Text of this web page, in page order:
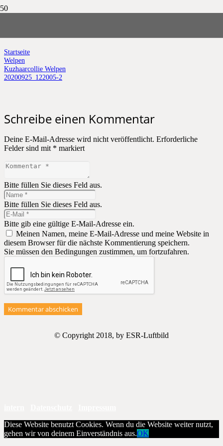
Startseite
Welpen
Kuzhaarcollie Welpen
20200925_122005-2
Schreibe einen Kommentar
Deine E-Mail-Adresse wird nicht veröffentlicht. Erforderliche
Felder sind mit * markiert
Bitte füllen Sie dieses Feld aus.
Bitte füllen Sie dieses Feld aus.
Bitte gib eine gültige E-Mail-Adresse ein.
Meinen Namen, meine E-Mail-Adresse und meine Website in
diesem Browser für die nächste Kommentierung speichern.
Sie müssen den Bedingungen zustimmen, um fortzufahren.
Kommentar abschicken
© Copyright 2018, by ESR-Luftbild
Diese Website benutzt Cookies. Wenn du die Website weiter nutzt,
gehen wir von deinem Einverständnis aus.OK